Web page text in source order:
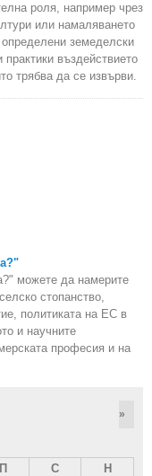
роля, например чрез
или намаляването
определени земеделски
въздействието
трябва да се извърви.
можете да намерите
стопанство,
политиката на ЕС в
и научните
професия и на
»
П С
Н